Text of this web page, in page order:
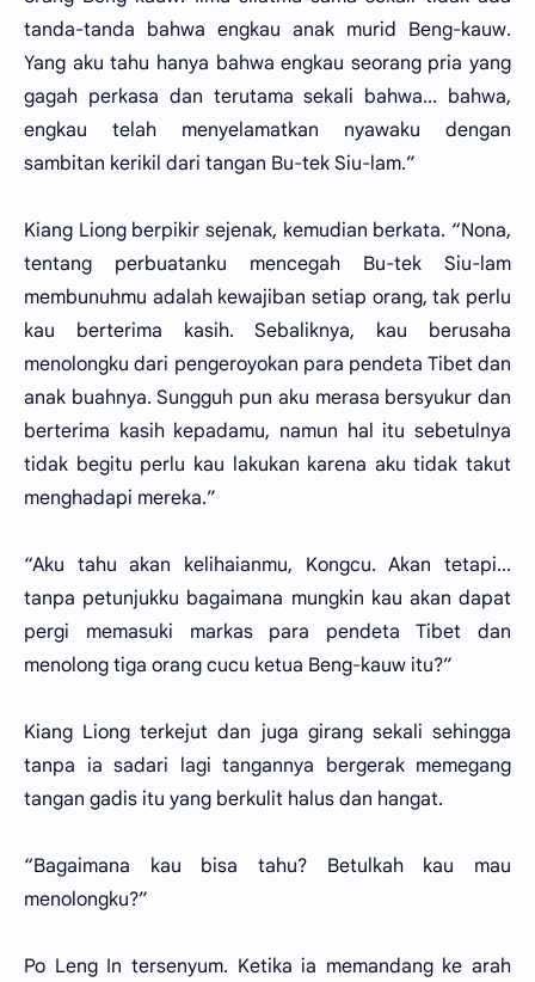
tanda-tanda bahwa engkau anak murid Beng-kauw.
Yang aku tahu hanya bahwa engkau seorang pria yang
gagah perkasa dan terutama sekali bahwa... bahwa,
engkau telah menyelamatkan nyawaku dengan
sambitan kerikil dari tangan Bu-tek Siu-lam.”
Kiang Liong berpikir sejenak, kemudian berkata. “Nona,
tentang perbuatanku mencegah Bu-tek Siu-lam
membunuhmu adalah kewajiban setiap orang, tak perlu
kau berterima kasih. Sebaliknya, kau berusaha
menolongku dari pengeroyokan para pendeta Tibet dan
anak buahnya. Sungguh pun aku merasa bersyukur dan
berterima kasih kepadamu, namun hal itu sebetulnya
tidak begitu perlu kau lakukan karena aku tidak takut
menghadapi mereka.”
“Aku tahu akan kelihaianmu, Kongcu. Akan tetapi...
tanpa petunjukku bagaimana mungkin kau akan dapat
pergi memasuki markas para pendeta Tibet dan
menolong tiga orang cucu ketua Beng-kauw itu?”
Kiang Liong terkejut dan juga girang sekali sehingga
tanpa ia sadari lagi tangannya bergerak memegang
tangan gadis itu yang berkulit halus dan hangat.
“Bagaimana kau bisa tahu? Betulkah kau mau
menolongku?”
Po Leng In tersenyum. Ketika ia memandang ke arah